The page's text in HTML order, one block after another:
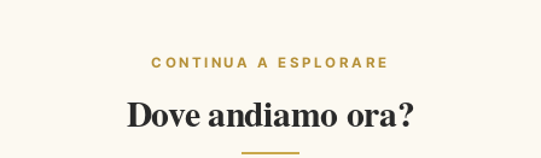
CONTINUA A ESPLORARE
Dove andiamo ora?